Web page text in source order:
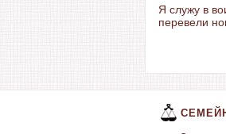
Я служу в
перевели